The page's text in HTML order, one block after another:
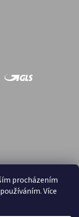
procházením
Více